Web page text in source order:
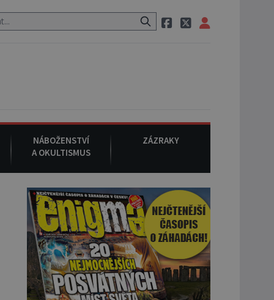
: Na americké městečko Oakville se z
NÁBOŽENSTVÍ
A OKULTISMUS
ZÁZRAKY